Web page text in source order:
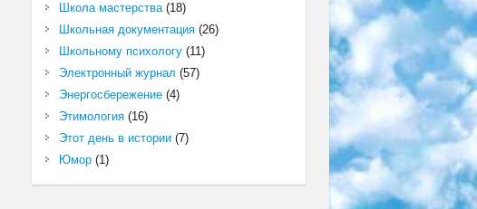
Школа мастерства(18)
Школьная документация(26)
Школьному психологу(11)
Электронный журнал (57)
Энергосбережение(4)
Этимология(16)
Этот день в истории(7)
Юмор(1)